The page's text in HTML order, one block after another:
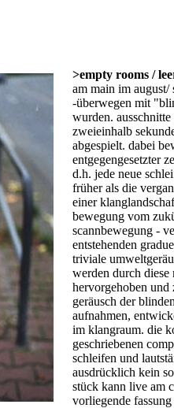
>empty rooms /
am main im august/
-überwegen mit
wurden.
zweieinhalb
abgespielt. dabei
entgegengesetzter
d.h. jede neue
früher als die
einer
bewegung vom
scannbewegung -
entstehenden
triviale
werden durch diese
hervorgehoben und
geräusch der
aufnahmen,
im klangraum. die
geschriebenen
schleifen und
ausdrücklich kein
stück kann live am
vorliegende